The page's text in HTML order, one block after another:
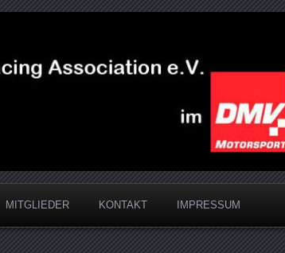
MITGLIEDER KONTAKT IMPRESSUM